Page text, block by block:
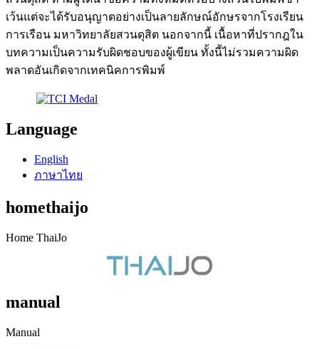
เว้นแต่จะได้รับอนุญาตอย่างเป็นลายลักษณ์อักษรจากโรงเรียน
การเรือน มหาวิทยาลัยสวนดุสิต นอกจากนี้ เนื้อหาที่ปรากฎใน
บทความเป็นความรับผิดชอบของผู้เขียน ทั้งนี้ไม่รวมความผิด
พลาดอันเกิดจากเทคนิคการพิมพ์
Language
English
ภาษาไทย
homethaijo
Home ThaiJo
manual
Manual